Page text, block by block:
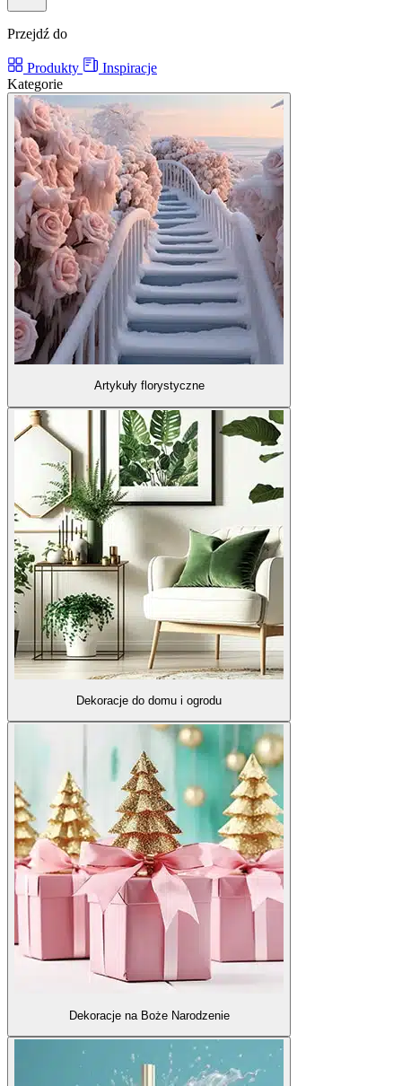
Przejdź do
Produkty
Inspiracje
Kategorie
Artykuły florystyczne
Dekoracje do domu i ogrodu
Dekoracje na Boże Narodzenie